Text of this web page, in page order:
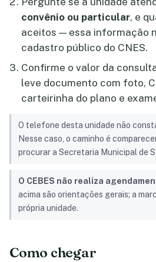
convênio ou particular, e
aceitos — essa informação
cadastro público do CNES.
Confirme o valor da
leve documento com foto,
carteirinha do plano e
O telefone desta unidade não
Nesse caso, o caminho é
procurar a Secretaria Municipal de
O CEBES não realiza
acima são orientações gerais; a
própria unidade.
Como chegar